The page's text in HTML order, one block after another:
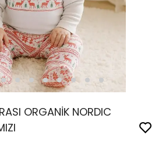
ORGANİK NORDIC